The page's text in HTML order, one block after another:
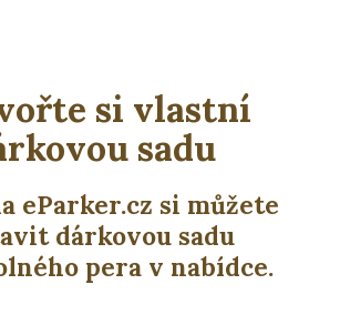
si vlastní
sadu
eParker.cz si můžete
dárkovou sadu
pera v nabídce.